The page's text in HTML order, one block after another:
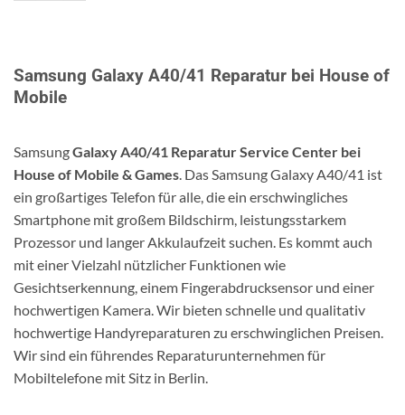
Samsung Galaxy A40/41 Reparatur bei House of
Mobile
SamsungGalaxy A40/41 Reparatur Service Center bei
House of Mobile & Games. Das Samsung Galaxy A40/41 ist
ein großartiges Telefon für alle, die ein erschwingliches
Smartphone mit großem Bildschirm, leistungsstarkem
Prozessor und langer Akkulaufzeit suchen. Es kommt auch
mit einer Vielzahl nützlicher Funktionen wie
Gesichtserkennung, einem Fingerabdrucksensor und einer
hochwertigen Kamera. Wir bieten schnelle und qualitativ
hochwertige Handyreparaturen zu erschwinglichen Preisen.
Wir sind ein führendes Reparaturunternehmen für
Mobiltelefone mit Sitz in Berlin.